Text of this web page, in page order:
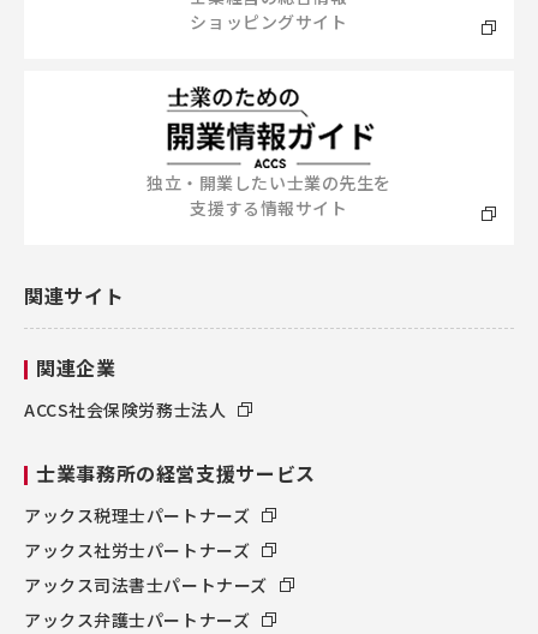
ショッピングサイト
独立・開業したい士業の先生を
支援する情報サイト
関連サイト
関連企業
ACCS社会保険労務士法人
士業事務所の経営支援サービス
アックス税理士パートナーズ
アックス社労士パートナーズ
アックス司法書士パートナーズ
アックス弁護士パートナーズ